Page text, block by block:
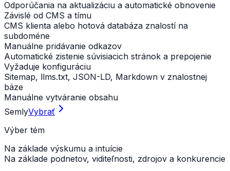
Odporúčania na aktualizáciu a automatické obnovenie
Závislé od CMS a tímu
CMS klienta alebo hotová databáza znalostí na
subdoméne
Manuálne pridávanie odkazov
Automatické zistenie súvisiacich stránok a prepojenie
Vyžaduje konfiguráciu
Sitemap, llms.txt, JSON-LD, Markdown v znalostnej
báze
Manuálne vytváranie obsahu
SemlyVybrať
Výber tém
Na základe výskumu a intuície
Na základe podnetov, viditeľnosti, zdrojov a konkurencie